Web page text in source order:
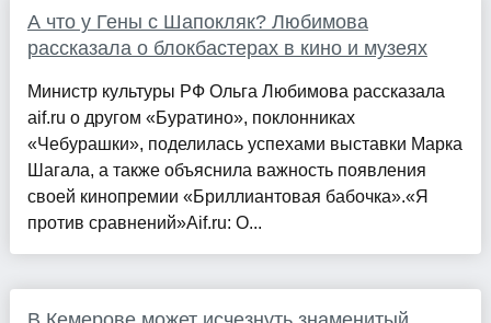
А что у Гены с Шапокляк? Любимова
рассказала о блокбастерах в кино и музеях
Министр культуры РФ Ольга Любимова рассказала
aif.ru о другом «Буратино», поклонниках
«Чебурашки», поделилась успехами выставки Марка
Шагала, а также объяснила важность появления
своей кинопремии «Бриллиантовая бабочка».«Я
против сравнений»Aif.ru: О...